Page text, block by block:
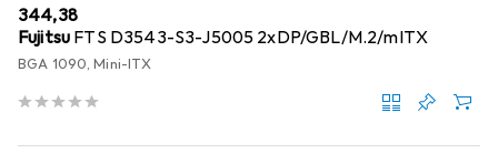
EUR
344,38
Fujitsu FTS D3543-S3-J5005 2xDP/GBL/M.2/mITX
BGA 1090, Mini-ITX